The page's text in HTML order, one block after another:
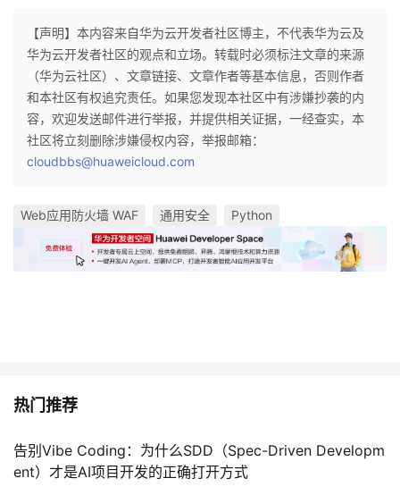
【声明】本内容来自华为云开发者社区博主，不代表华为云及
华为云开发者社区的观点和立场。转载时必须标注文章的来源
（华为云社区）、文章链接、文章作者等基本信息，否则作者
和本社区有权追究责任。如果您发现本社区中有涉嫌抄袭的内
容，欢迎发送邮件进行举报，并提供相关证据，一经查实，本
社区将立刻删除涉嫌侵权内容，举报邮箱：
cloudbbs@huaweicloud.com
Web应用防火墙 WAF 通用安全 Python
热门推荐
告别Vibe Coding：为什么SDD（Spec-Driven Developm
ent）才是AI项目开发的正确打开方式